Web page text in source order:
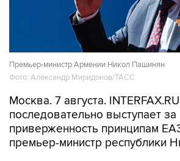
Премьер-министр Армении Никол Пашинян
Фото: Александр Миридонов/ТАСС
Москва. 7 августа.
последовательно выступает за
приверженность принципам
премьер-министр республики